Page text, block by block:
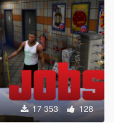
17 353 128